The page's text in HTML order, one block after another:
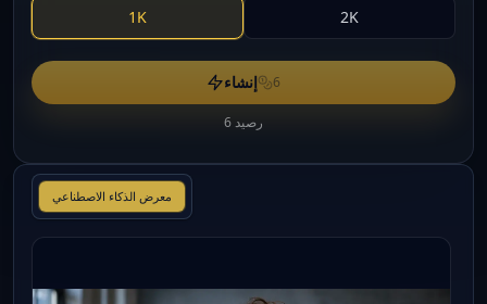
1K 2K
إنشاء 6
6 رصيد
معرض الذكاء الاصطناعي